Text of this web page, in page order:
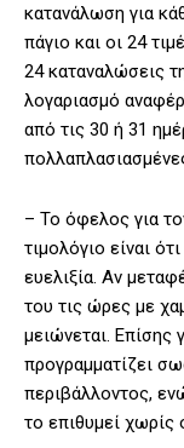
κατανάλωση για
πάγιο και οι 24
24 καταναλώσεις
λογαριασμό
από τις 30 ή 31
– Το όφελος για
τιμολόγιο είναι
ευελιξία. Αν
του τις ώρες με
μειώνεται. Επίσης
προγραμματίζει
περιβάλλοντος,
το επιθυμεί χωρίς